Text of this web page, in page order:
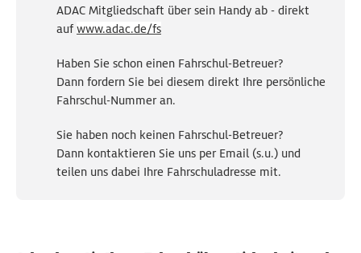
ADAC Mitgliedschaft über sein Handy ab - direkt
aufwww.adac.de/fs
Haben Sie schon einen Fahrschul-Betreuer?
Dann fordern Sie bei diesem direkt Ihre persönliche
Fahrschul-Nummer an.
Sie haben noch keinen Fahrschul-Betreuer?
Dann kontaktieren Sie uns per Email (s.u.) und
teilen uns dabei Ihre Fahrschuladresse mit.